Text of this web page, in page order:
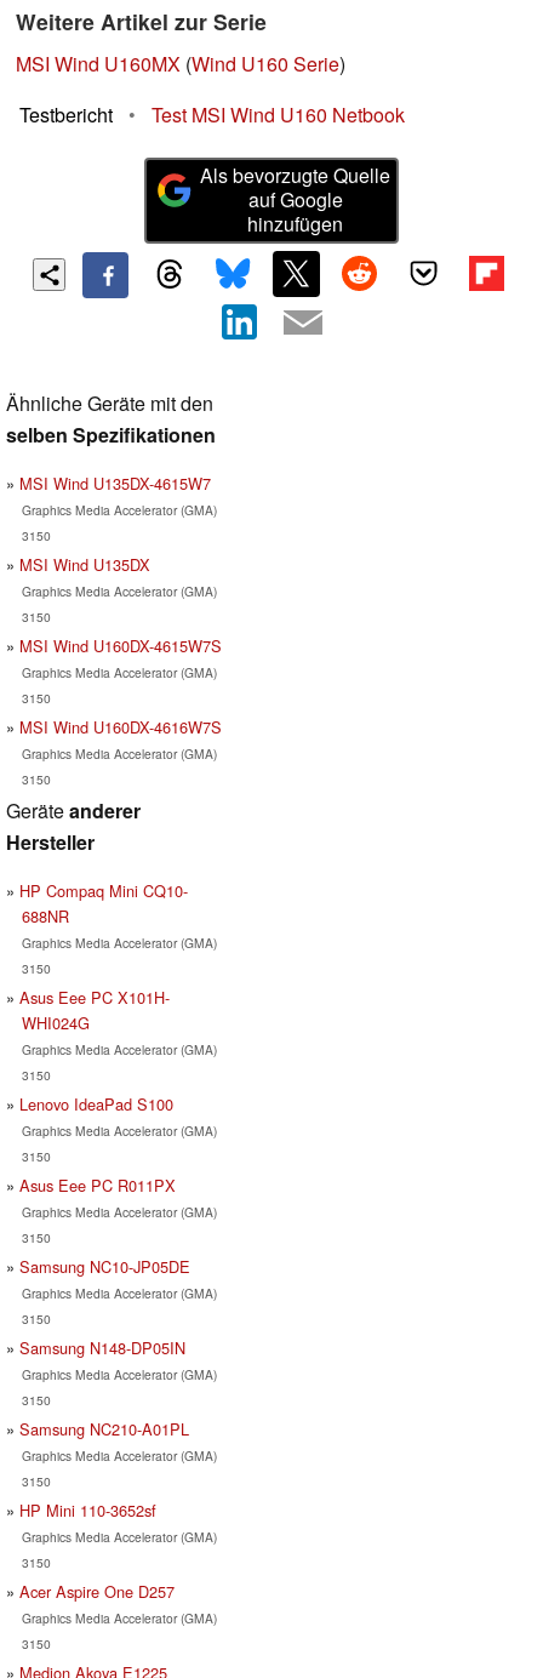
Weitere Artikel zur Serie
MSI Wind U160MX (Wind U160 Serie)
Testbericht
• Test MSI Wind U160 Netbook
Als bevorzugte Quelle
auf Google
hinzufügen
Ähnliche Geräte mit den
selben Spezifikationen
MSI Wind U135DX-4615W7
Graphics Media Accelerator (GMA)
3150
MSI Wind U135DX
Graphics Media Accelerator (GMA)
3150
MSI Wind U160DX-4615W7S
Graphics Media Accelerator (GMA)
3150
MSI Wind U160DX-4616W7S
Graphics Media Accelerator (GMA)
3150
Geräteanderer
Hersteller
HP Compaq Mini CQ10-
688NR
Graphics Media Accelerator (GMA)
3150
Asus Eee PC X101H-
WHI024G
Graphics Media Accelerator (GMA)
3150
Lenovo IdeaPad S100
Graphics Media Accelerator (GMA)
3150
Asus Eee PC R011PX
Graphics Media Accelerator (GMA)
3150
Samsung NC10-JP05DE
Graphics Media Accelerator (GMA)
3150
Samsung N148-DP05IN
Graphics Media Accelerator (GMA)
3150
Samsung NC210-A01PL
Graphics Media Accelerator (GMA)
3150
HP Mini 110-3652sf
Graphics Media Accelerator (GMA)
3150
Acer Aspire One D257
Graphics Media Accelerator (GMA)
3150
Medion Akoya E1225